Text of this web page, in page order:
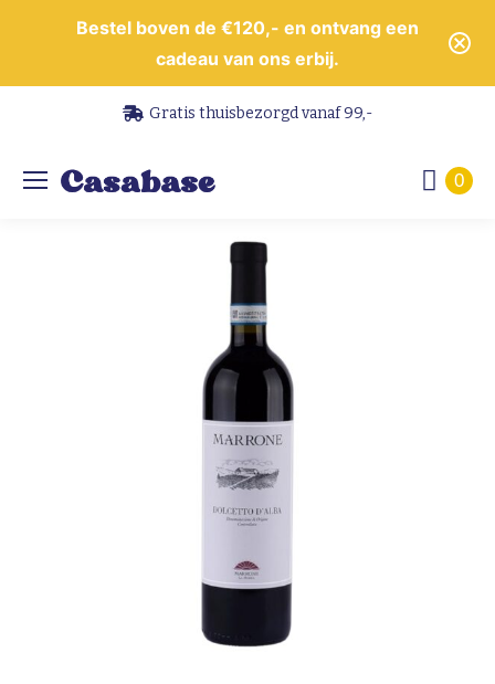
Bestel boven de €120,- en ontvang een
cadeau van ons erbij.
Gratis thuisbezorgd vanaf 99,-
0